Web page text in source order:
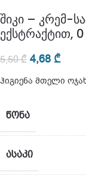
შიკი – კრემ-
ექსტრაქტით,
5,50₾ 4,68 ₾
ჰიგიენა მთელი
ᲬᲝᲜᲐ
ᲐᲡᲐᲙᲘ